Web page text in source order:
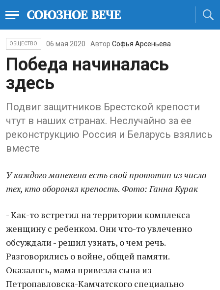
ОБЩЕСТВО 06 мая 2020 Автор Софья Арсеньева
Победа начиналась
здесь
Подвиг защитников Брестской крепости
чтут в наших странах. Неслучайно за ее
реконструкцию Россия и Беларусь взялись
вместе
У каждого манекена есть свой прототип из числа
тех, кто оборонял крепость. Фото: Ганна Курак
- Как-то встретил на территории комплекса
женщину с ребенком. Они что-то увлеченно
обсуждали - решил узнать, о чем речь.
Разговорились о войне, общей памяти.
Оказалось, мама привезла сына из
Петропавловска-Камчатского специально